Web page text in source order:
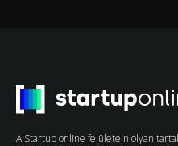
A Startup online felületein olyan